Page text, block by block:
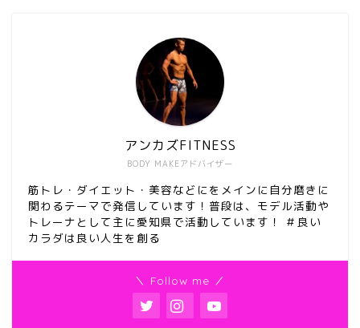
BODY MAKEアドバイザー
アンカズFITNESS
筋トレ・ダイエット・美容などにをメインに自分磨きに
関わるテーマで発信しています！普段は、モデル活動や
トレーナとして主に愛知県で活動しています！ ＃良い
カラダは良い人生を創る
＼ Follow me ／